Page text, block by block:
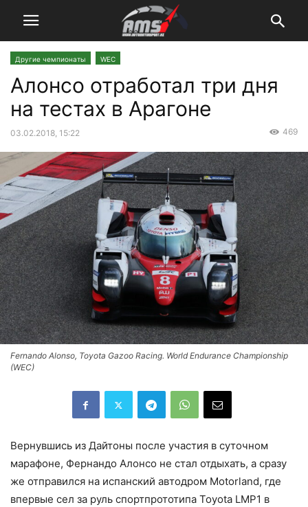
Другие чемпионаты WEC
Алонсо отработал три дня
на тестах в Арагоне
03.02.2018, 15:22 469
Fernando Alonso, Toyota Gazoo Racing. World Endurance Championship
(WEC)
Вернувшись из Дайтоны после участия в суточном
марафоне, Фернандо Алонсо не стал отдыхать, а сразу
же отправился на испанский автодром Motorland, где
впервые сел за руль спортпрототипа Toyota LMP1 в